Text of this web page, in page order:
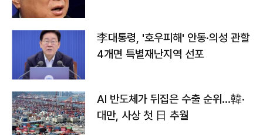
李대통령, '호우피해' 안동·의성 관할
4개면 특별재난지역 선포
AI 반도체가 뒤집은 수출 순위…韓·
대만, 사상 첫 日 추월